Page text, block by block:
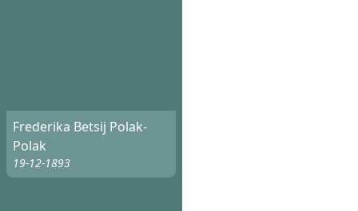
Frederika Betsij Polak-
Polak
19-12-1893